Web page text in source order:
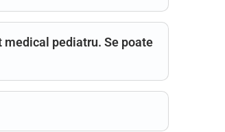
pediatru. Se poate